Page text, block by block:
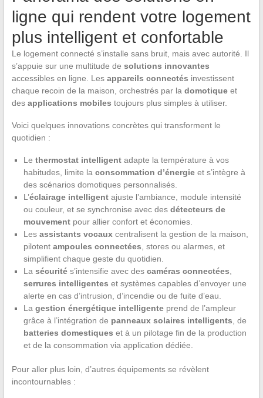
ligne qui rendent votre logement
plus intelligent et confortable
Le logement connecté s’installe sans bruit, mais avec autorité. Il
s’appuie sur une multitude de solutions innovantes
accessibles en ligne. Les appareils connectés investissent
chaque recoin de la maison, orchestrés par la domotiqueet
des applications mobiles toujours plus simples à utiliser.
Voici quelques innovations concrètes qui transforment le
quotidien :
Le thermostat intelligentadapte la température à vos
habitudes, limite la consommation d’énergieet s’intègre à
des scénarios domotiques personnalisés.
L’éclairage intelligentajuste l’ambiance, module intensité
ou couleur, et se synchronise avec des détecteurs de
mouvementpour allier confort et économies.
Les assistants vocauxcentralisent la gestion de la maison,
pilotent ampoules connectées , stores ou alarmes, et
simplifient chaque geste du quotidien.
La sécurités’intensifie avec des caméras connectées
serrures intelligentes et systèmes capables d’envoyer une
alerte en cas d’intrusion, d’incendie ou de fuite d’eau.
La gestion énergétique intelligenteprend de l’ampleur
grâce à l’intégration de panneaux solaires intelligents , de
batteries domestiques et à un pilotage fin de la production
et de la consommation via application dédiée.
Pour aller plus loin, d’autres équipements se révèlent
incontournables :